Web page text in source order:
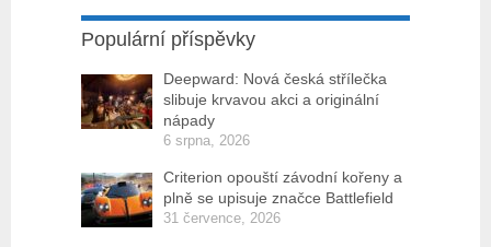
Populární příspěvky
Deepward: Nová česká střílečka
slibuje krvavou akci a originální
nápady
6 srpna, 2026
Criterion opouští závodní kořeny a
plně se upisuje značce Battlefield
31 července, 2026